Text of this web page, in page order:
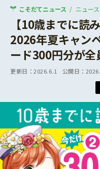
年齢から探す
年中
小学1年生
小学3年生
小学5年生
こそだてニュ
イベント
ニュース
そだち＆まなび
ワーク・ドリル
こそだて生活
こそだてニュース ニュース
【10歳までに読
2026年夏キャン
ード300円分が全
更新日：2026.6.1 公開日：